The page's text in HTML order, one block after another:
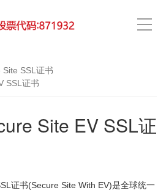
SSL证书
SSL证书
Site EV SSL证
证书(Secure Site With EV)是全球统一